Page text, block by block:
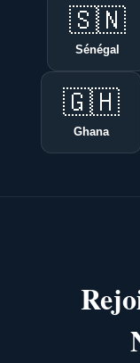
🇸🇳
Sénégal
🇬🇭
Ghana